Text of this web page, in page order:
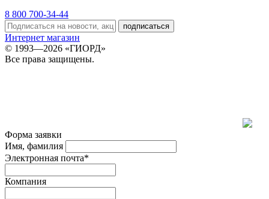
8 800 700-34-44
подписаться
Интернет магазин
© 1993—2026 «ГИОРД»
Все права защищены.
Форма заявки
Имя, фамилия
Электронная почта*
Компания